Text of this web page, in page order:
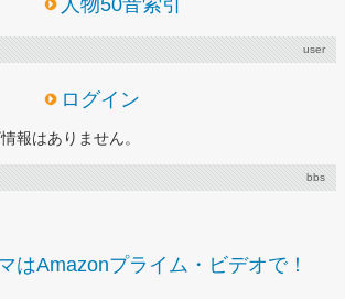
人物50音索引
user
ログイン
報はありません。
bbs
はAmazonプライム・ビデオで！